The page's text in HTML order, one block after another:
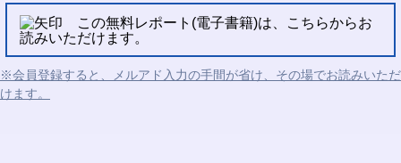
この無料レポート(電子書籍)は、こちらからお
読みいただけます。
※会員登録すると、メルアド入力の手間が省け、その場でお読みいただ
けます。